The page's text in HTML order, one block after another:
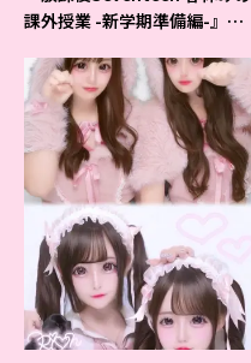
課外授業 -新学期準備編-』イ